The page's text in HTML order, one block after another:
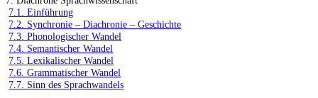
7.1. Einführung
7.2. Synchronie – Diachronie – Geschichte
7.3. Phonologischer Wandel
7.4. Semantischer Wandel
7.5. Lexikalischer Wandel
7.6. Grammatischer Wandel
7.7. Sinn des Sprachwandels